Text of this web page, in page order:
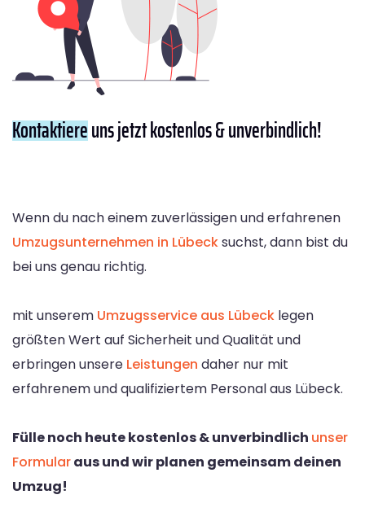
Kontaktiereuns jetzt kostenlos & unverbindlich!
Wenn du nach einem zuverlässigen und erfahrenen
Umzugsunternehmen in Lübecksuchst, dann bist du
bei uns genau richtig.
mit unserem Umzugsservice aus Lübeck legen
größten Wert auf Sicherheit und Qualität und
erbringen unsere Leistungen daher nur mit
erfahrenem und qualifiziertem Personal aus Lübeck.
Fülle noch heute kostenlos & unverbindlich unser
Formularaus und wir planen gemeinsam deinen
Umzug!